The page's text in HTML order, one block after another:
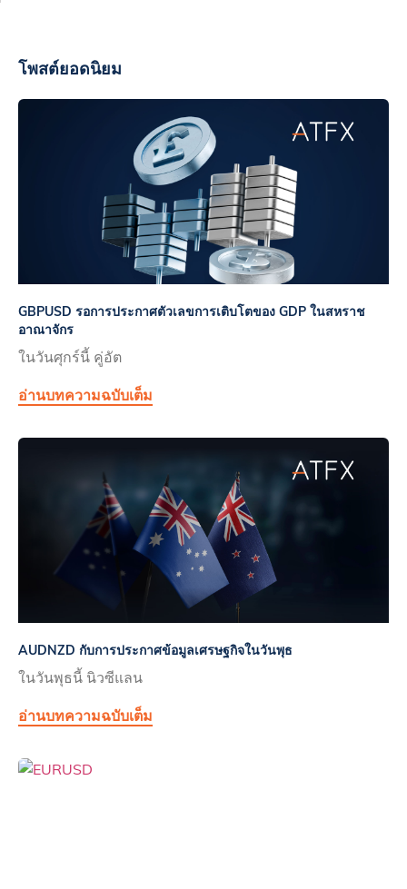
โพสต์ยอดนิยม
GBPUSD รอการประกาศตัวเลขการเติบโตของ GDP ในสหราช
อาณาจักร
ในวันศุกร์นี้ คู่อัต
อ่านบทความฉบับเต็ม
AUDNZD กับการประกาศข้อมูลเศรษฐกิจในวันพุธ
ในวันพุธนี้ นิวซีแลน
อ่านบทความฉบับเต็ม